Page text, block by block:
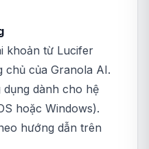
khoản từ Lucifer
của Granola AI.
dành cho hệ
hoặc Windows).
hướng dẫn trên